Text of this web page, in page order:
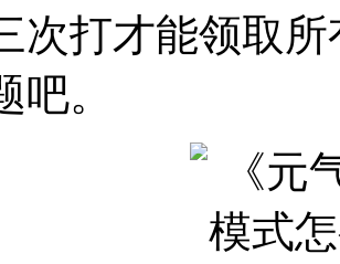
次打才能领取
吧。